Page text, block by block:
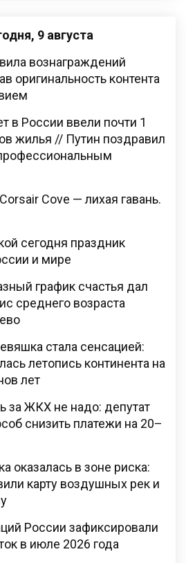
9 августа
вознаграждений
оригинальность контента
в России ввели почти 1
жилья // Путин поздравил
Cove — лихая гавань.
сегодня праздник
и мире
график счастья дал
среднего возраста
стала сенсацией:
летопись континента на
лет
за ЖКХ не надо: депутат
снизить платежи на 20–
оказалась в зоне риска:
карту воздушных рек и
России зафиксировали
в июле 2026 года